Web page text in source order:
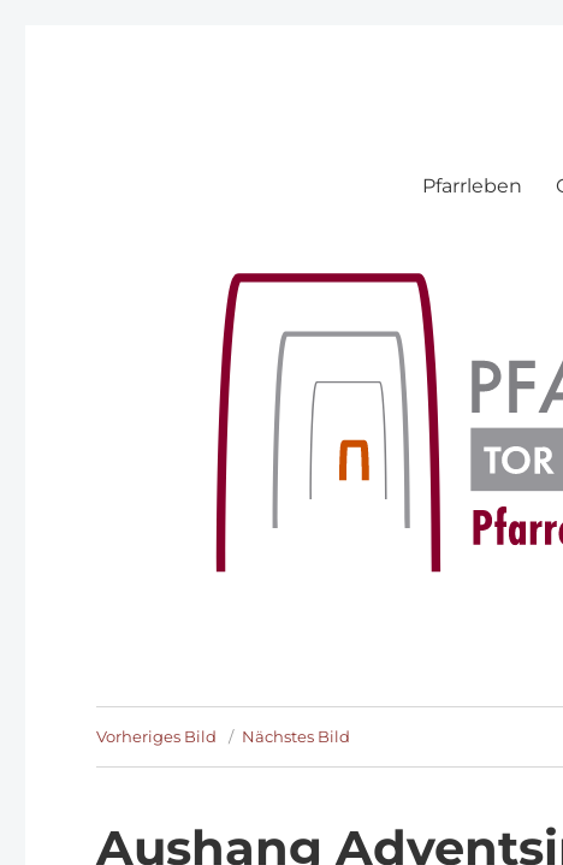
Pfarrleben
Vorheriges Bild Nächstes Bild
Aushang